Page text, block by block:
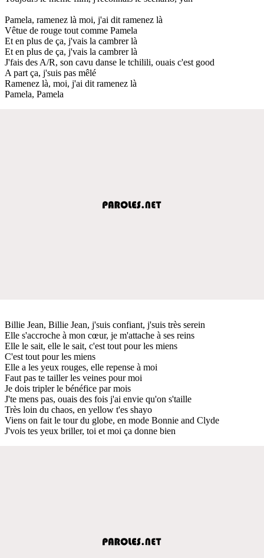
Pamela, ramenez là moi, j'ai dit ramenez là
Vêtue de rouge tout comme Pamela
Et en plus de ça, j'vais la cambrer là
Et en plus de ça, j'vais la cambrer là
J'fais des A/R, son cavu danse le tchilili, ouais c'est good
A part ça, j'suis pas mêlé
Ramenez là, moi, j'ai dit ramenez là
Pamela, Pamela
Billie Jean, Billie Jean, j'suis confiant, j'suis très serein
Elle s'accroche à mon cœur, je m'attache à ses reins
Elle le sait, elle le sait, c'est tout pour les miens
C'est tout pour les miens
Elle a les yeux rouges, elle repense à moi
Faut pas te tailler les veines pour moi
Je dois tripler le bénéfice par mois
J'te mens pas, ouais des fois j'ai envie qu'on s'taille
Très loin du chaos, en yellow t'es shayo
Viens on fait le tour du globe, en mode Bonnie and Clyde
J'vois tes yeux briller, toi et moi ça donne bien